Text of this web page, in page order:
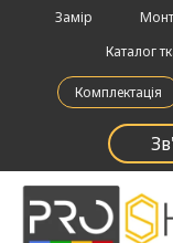
Замір
Каталог
Комплектація